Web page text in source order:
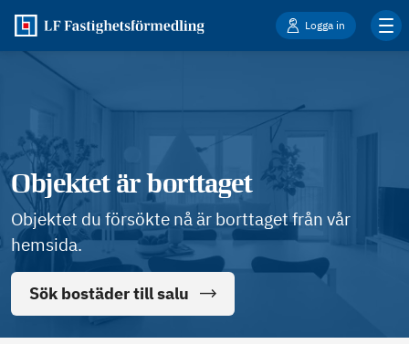
Logga in
Objektet är borttaget
Objektet du försökte nå är borttaget från vår
hemsida.
Sök bostäder till salu